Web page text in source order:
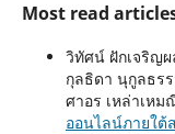
Most read
วิทัศน์ ฝักเจริญ
กุลธิดา นุกูลธร
ศาอร เหล่าเหม
ออนไลน์ภายใต้